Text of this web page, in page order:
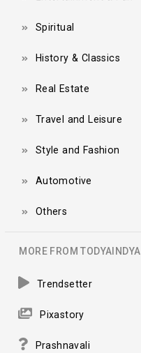
Spiritual
History & Classics
Real Estate
Travel and Leisure
Style and Fashion
Automotive
Others
MORE FROM TODYAINDYA
Trendsetter
Pixastory
Prashnavali